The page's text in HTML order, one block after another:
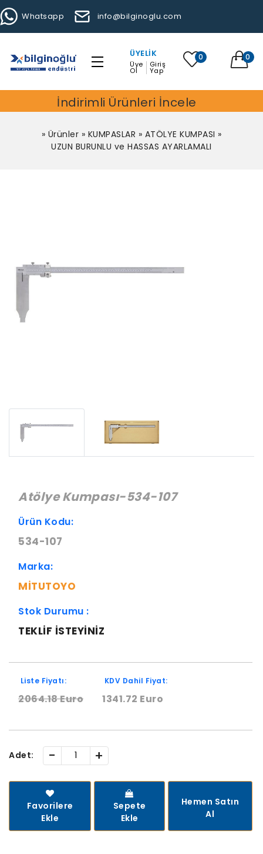
Whatsapp info@bilginoglu.com
ÜYELIK
Üye
Ol
Giriş
Yap
0 0
İndirimli Ürünleri İncele
» Ürünler » KUMPASLAR » ATÖLYE KUMPASI »
UZUN BURUNLU ve HASSAS AYARLAMALI
Atölye Kumpası-534-107
Ürün Kodu:
534-107
Marka:
MITUTOYO
Stok Durumu :
TEKLIF ISTEYINIZ
Liste Fiyatı:
2064.18 Euro
KDV Dahil Fiyat:
1341.72 Euro
Adet: - +
Favorilere
Ekle
Sepete
Ekle
Hemen Satın
Al